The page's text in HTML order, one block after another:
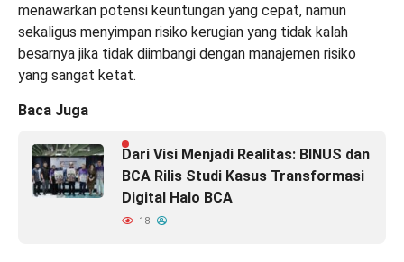
menawarkan potensi keuntungan yang cepat, namun
sekaligus menyimpan risiko kerugian yang tidak kalah
besarnya jika tidak diimbangi dengan manajemen risiko
yang sangat ketat.
Baca Juga
Dari Visi Menjadi Realitas: BINUS dan
BCA Rilis Studi Kasus Transformasi
Digital Halo BCA
18